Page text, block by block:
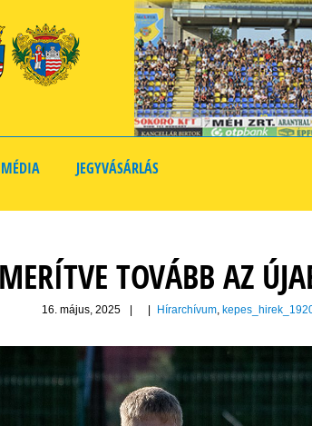
MÉDIA JEGYVÁSÁRLÁS
TOVÁBB AZ
16. május, 2025 Hírarchívum,